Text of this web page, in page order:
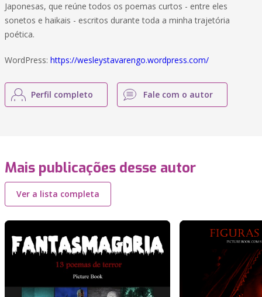
Japonesas, que reúne todos os poemas curtos - entre eles
sonetos e haikais - escritos durante toda a minha trajetória
poética.
WordPress: https://wesleystavarengo.wordpress.com/
Perfil completo Fale com o autor
Mais publicações desse autor
Ver a lista completa